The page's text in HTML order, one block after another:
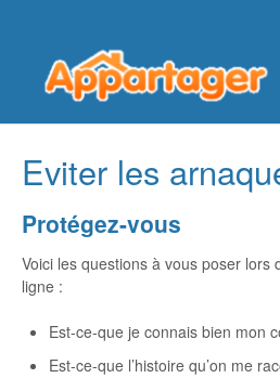
Eviter les
Protégez-vous
Voici les questions à vous poser lors
ligne :
Est-ce-que je connais bien mon
Est-ce-que l’histoire qu’on me